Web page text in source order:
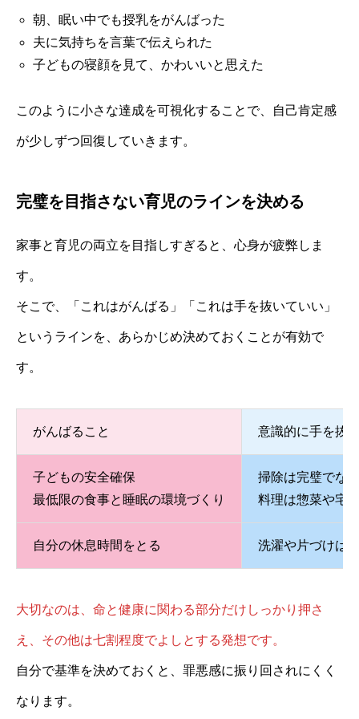
朝、眠い中でも授乳をがんばった
夫に気持ちを言葉で伝えられた
子どもの寝顔を見て、かわいいと思えた
このように小さな達成を可視化することで、自己肯定感
が少しずつ回復していきます。
完璧を目指さない育児のラインを決める
家事と育児の両立を目指しすぎると、心身が疲弊しま
す。
そこで、「これはがんばる」「これは手を抜いていい」
というラインを、あらかじめ決めておくことが有効で
す。
がんばること 意識的に手を抜
子どもの安全確保
最低限の食事と睡眠の環境づくり
掃除は完璧でな
料理は惣菜や宅
自分の休息時間をとる 洗濯や片づけは
大切なのは、命と健康に関わる部分だけしっかり押さ
え、その他は七割程度でよしとする発想です。
自分で基準を決めておくと、罪悪感に振り回されにくく
なります。